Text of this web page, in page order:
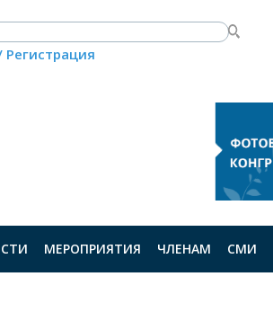
МЕРОПРИЯТИЯ ЧЛЕНАМ СМИ